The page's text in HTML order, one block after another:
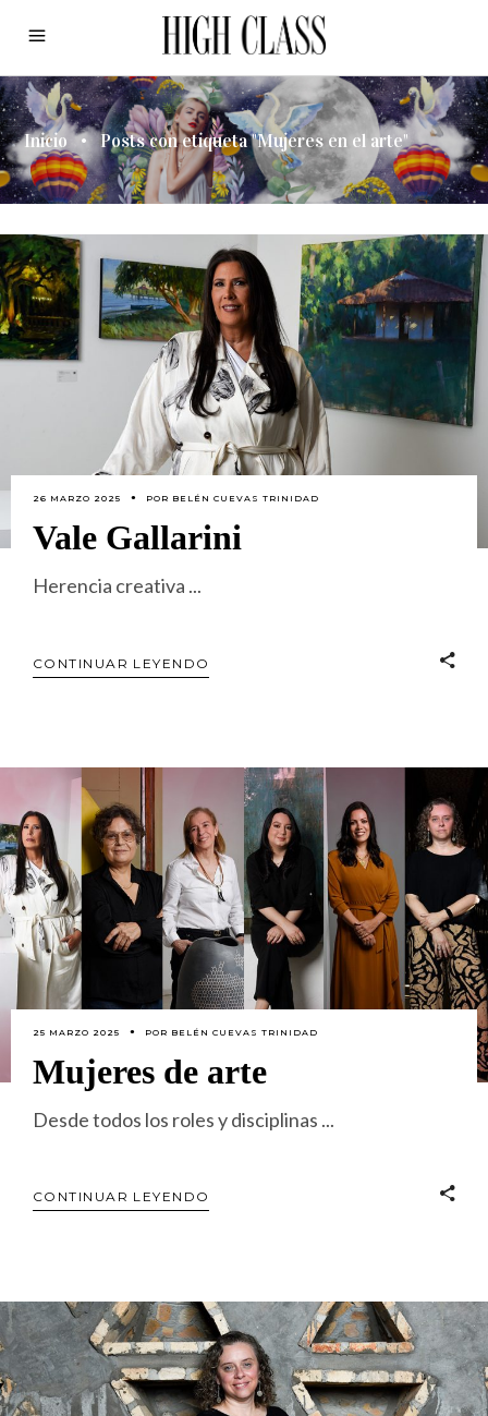
Inicio • Posts con etiqueta "Mujeres en el arte"
26 MARZO 2025 POR BELÉN CUEVAS TRINIDAD
Vale Gallarini
Herencia creativa
CONTINUAR LEYENDO
25 MARZO 2025 POR BELÉN CUEVAS TRINIDAD
Mujeres de arte
Desde todos los roles y disciplinas
CONTINUAR LEYENDO